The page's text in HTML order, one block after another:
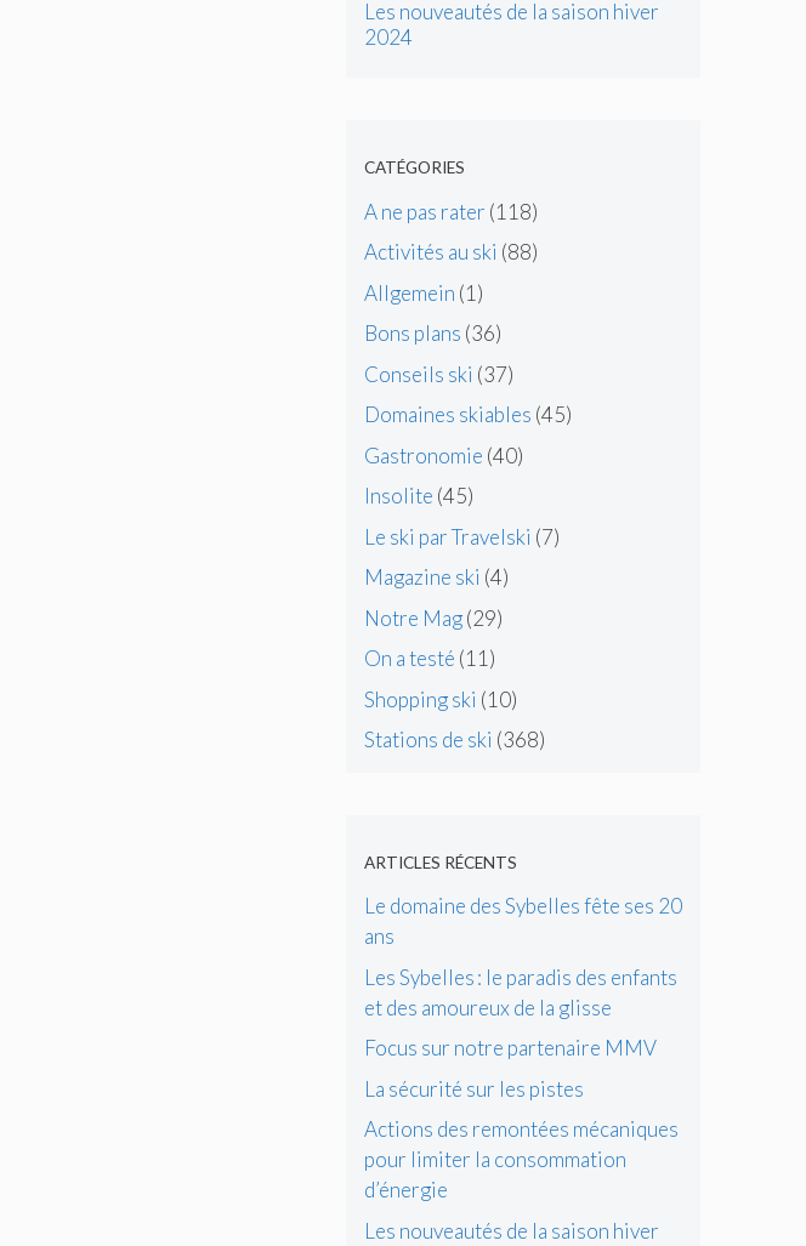
Les nouveautés de la saison hiver
2024
CATÉGORIES
A ne pas rater (118)
Activités au ski (88)
Allgemein (1)
Bons plans (36)
Conseils ski (37)
Domaines skiables (45)
Gastronomie (40)
Insolite (45)
Le ski par Travelski (7)
Magazine ski (4)
Notre Mag(29)
On a testé (11)
Shopping ski (10)
Stations de ski (368)
ARTICLES RÉCENTS
Le domaine des Sybelles fête ses 20
ans
Les Sybelles : le paradis des enfants
et des amoureux de la glisse
Focus sur notre partenaire MMV
La sécurité sur les pistes
Actions des remontées mécaniques
pour limiter la consommation
d’énergie
Les nouveautés de la saison hiver